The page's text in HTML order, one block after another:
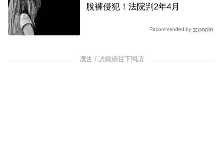
脫褲侵犯！法院判2年4月
Recommended by
廣告 / 請繼續往下閱讀